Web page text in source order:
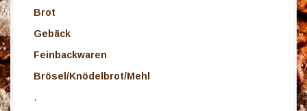
t
Brot
Gebäck
Feinbackwaren
Brösel/Knödelbrot/Mehl
.